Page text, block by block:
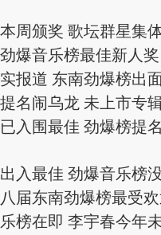
周颁奖 歌坛群星集
爆音乐榜最佳新人奖
报道 东南劲爆榜出
名闹乌龙 未上市专
入围最佳 劲爆榜提
入最佳 劲爆音乐榜
届东南劲爆榜最受
榜在即 李宇春今年